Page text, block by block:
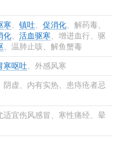
寒 镇吐 促消化、解药毒、
化、 活血驱寒 、增进血行、驱
、温肺止咳、解鱼蟹毒
寒呕吐 、外感风寒
阴虚、内有实热、患痔疮者忌
适宜伤风感冒、寒性痛经、晕